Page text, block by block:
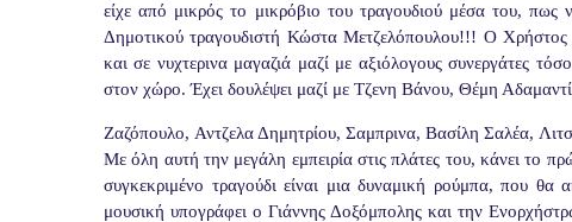
είχε από μικρός το μικρόβιο του τραγουδιού μέσα του,
Δημοτικού τραγουδιστή Κώστα Μετζελόπουλου!!! Ο Χρήστος
και σε νυχτερινα μαγαζιά μαζί με αξιόλογους συνεργάτες
στον χώρο. Έχει δουλέψει μαζί με Τζενη Βάνου, Θέμη
Ζαζόπουλο, Αντζελα Δημητρίου, Σαμπρινα, Βασίλη Σαλέα,
Με όλη αυτή την μεγάλη εμπειρία στις πλάτες του, κάνει το
συγκεκριμένο τραγούδι είναι μια δυναμική ρούμπα, που θα
μουσική υπογράφει ο Γιάννης Δοξόμπολης και την